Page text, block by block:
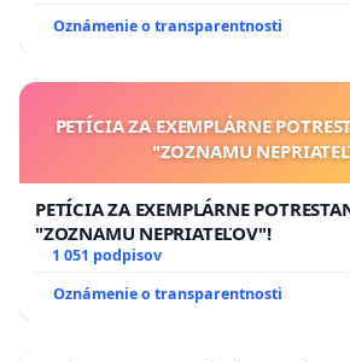
Oznámenie o transparentnosti
PETÍCIA ZA EXEMPLÁRNE
"ZOZNAMU
PETÍCIA ZA EXEMPLÁRNE
"ZOZNAMU NEPRIATEĽOV"!
1 051 podpisov
Oznámenie o transparentnosti